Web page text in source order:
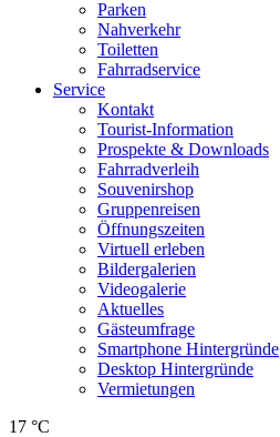
Parken
Nahverkehr
Toiletten
Fahrradservice
Service
Kontakt
Tourist-Information
Prospekte & Downloads
Fahrradverleih
Souvenirshop
Gruppenreisen
Öffnungszeiten
Virtuell erleben
Bildergalerien
Videogalerie
Aktuelles
Gästeumfrage
Smartphone Hintergründe
Desktop Hintergründe
Vermietungen
17 °C